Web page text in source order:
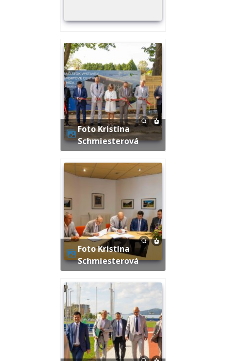
Foto Kristína
Schmiesterová
Foto Kristína
Schmiesterová